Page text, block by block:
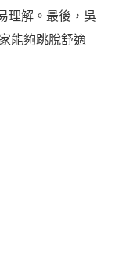
理解。最後，吳
能夠跳脫舒適